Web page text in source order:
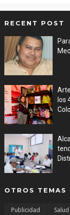
RECENT POST
los
OTROS TEMAS
Publicidad Salud